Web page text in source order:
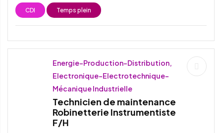
CDI Temps plein
Energie-Production-Distribution,
Electronique-Electrotechnique-
Mécanique Industrielle
Technicien de maintenance
Robinetterie Instrumentiste
F/H